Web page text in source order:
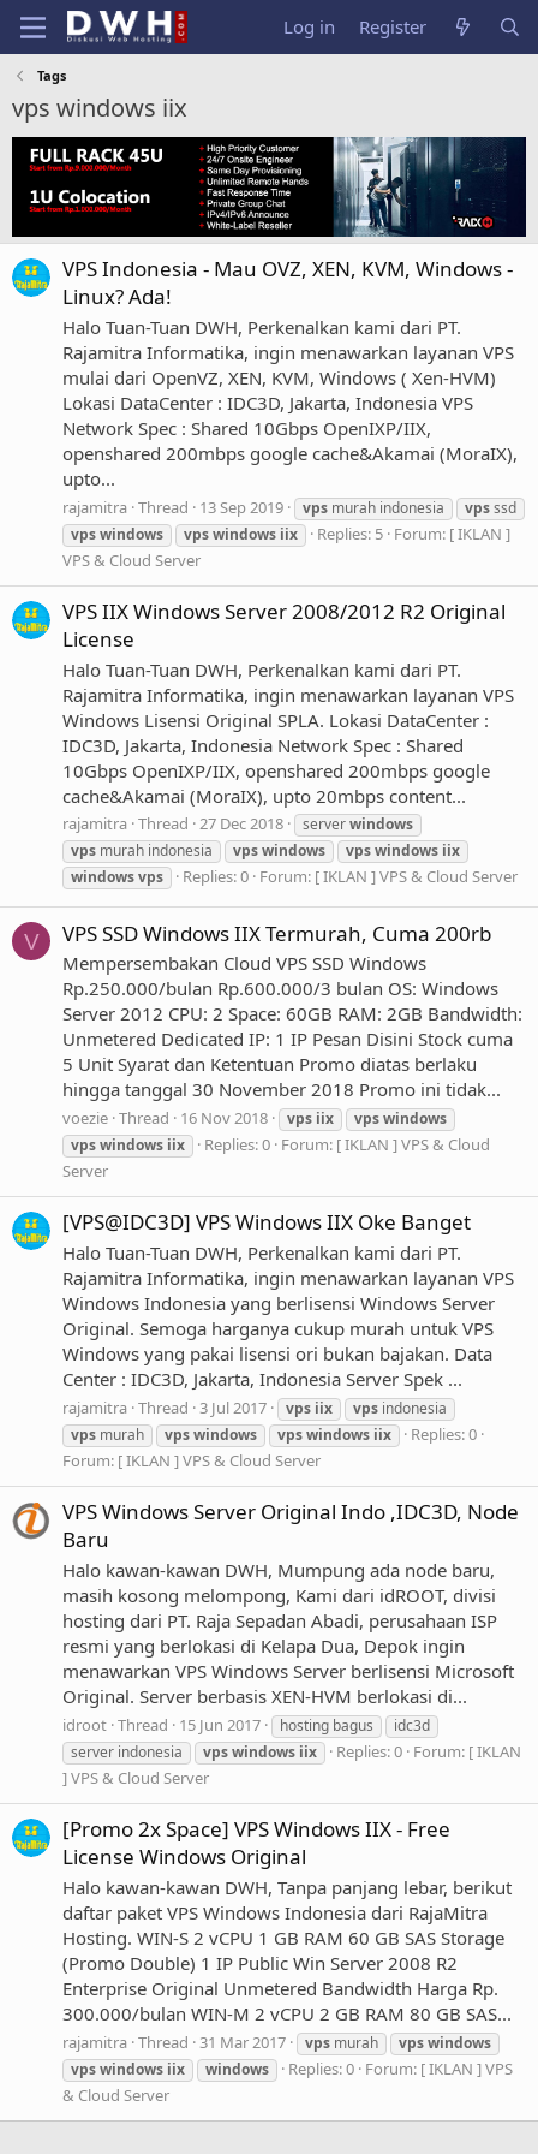
Log in Register
Tags
vps windows iix
VPS Indonesia - Mau OVZ, XEN, KVM, Windows -
Linux? Ada!
Halo Tuan-Tuan DWH, Perkenalkan kami dari PT.
Rajamitra Informatika, ingin menawarkan layanan VPS
mulai dari OpenVZ, XEN, KVM, Windows ( Xen-HVM)
Lokasi DataCenter : IDC3D, Jakarta, Indonesia VPS
Network Spec : Shared 10Gbps OpenIXP/IIX,
openshared 200mbps google cache&Akamai (MoraIX),
upto...
rajamitra Thread 13 Sep 2019 vps murah indonesia vpsssd
vpswindows vpswindows iix Replies: 5 Forum: [ IKLAN ]
VPS & Cloud Server
VPS IIX Windows Server 2008/2012 R2 Original
License
Halo Tuan-Tuan DWH, Perkenalkan kami dari PT.
Rajamitra Informatika, ingin menawarkan layanan VPS
Windows Lisensi Original SPLA. Lokasi DataCenter :
IDC3D, Jakarta, Indonesia Network Spec : Shared
10Gbps OpenIXP/IIX, openshared 200mbps google
cache&Akamai (MoraIX), upto 20mbps content...
rajamitra Thread 27 Dec 2018 serverwindows
vps murah indonesia vpswindows vpswindows iix
windowsvps Replies: 0 Forum: [ IKLAN ] VPS & Cloud Server
V VPS SSD Windows IIX Termurah, Cuma 200rb
Mempersembakan Cloud VPS SSD Windows
Rp.250.000/bulan Rp.600.000/3 bulan OS: Windows
Server 2012 CPU: 2 Space: 60GB RAM: 2GB Bandwidth:
Unmetered Dedicated IP: 1 IP Pesan Disini Stock cuma
5 Unit Syarat dan Ketentuan Promo diatas berlaku
hingga tanggal 30 November 2018 Promo ini tidak...
voezie Thread 16 Nov 2018 vps iix vpswindows
vpswindows iix Replies: 0 Forum: [ IKLAN ] VPS & Cloud
Server
[VPS@IDC3D] VPS Windows IIX Oke Banget
Halo Tuan-Tuan DWH, Perkenalkan kami dari PT.
Rajamitra Informatika, ingin menawarkan layanan VPS
Windows Indonesia yang berlisensi Windows Server
Original. Semoga harganya cukup murah untuk VPS
Windows yang pakai lisensi ori bukan bajakan. Data
Center : IDC3D, Jakarta, Indonesia Server Spek ...
rajamitra Thread 3 Jul 2017 vps iix vps indonesia
vps murah vpswindows vpswindows iix
Replies: 0
Forum: [ IKLAN ] VPS & Cloud Server
VPS Windows Server Original Indo ,IDC3D, Node
Baru
Halo kawan-kawan DWH, Mumpung ada node baru,
masih kosong melompong, Kami dari idROOT, divisi
hosting dari PT. Raja Sepadan Abadi, perusahaan ISP
resmi yang berlokasi di Kelapa Dua, Depok ingin
menawarkan VPS Windows Server berlisensi Microsoft
Original. Server berbasis XEN-HVM berlokasi di...
idroot Thread 15 Jun 2017 hosting bagus
idc3d
server indonesia
vpswindows iix Replies: 0 Forum: [ IKLAN
] VPS & Cloud Server
[Promo 2x Space] VPS Windows IIX - Free
License Windows Original
Halo kawan-kawan DWH, Tanpa panjang lebar, berikut
daftar paket VPS Windows Indonesia dari RajaMitra
Hosting. WIN-S 2 vCPU 1 GB RAM 60 GB SAS Storage
(Promo Double) 1 IP Public Win Server 2008 R2
Enterprise Original Unmetered Bandwidth Harga Rp.
300.000/bulan WIN-M 2 vCPU 2 GB RAM 80 GB SAS...
rajamitra Thread 31 Mar 2017 vps murah vpswindows
vpswindows iix windows Replies: 0 Forum: [ IKLAN ] VPS
& Cloud Server